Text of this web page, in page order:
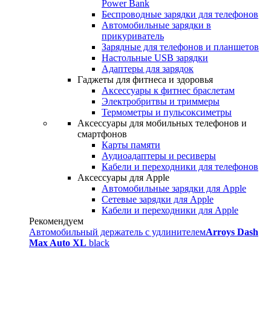
Power Bank
Беспроводные зарядки для телефонов
Автомобильные зарядки в
прикуриватель
Зарядные для телефонов и планшетов
Настольные USB зарядки
Адаптеры для зарядок
Гаджеты для фитнеса и здоровья
Аксессуары к фитнес браслетам
Электробритвы и триммеры
Термометры и пульсоксиметры
Аксессуары для мобильных телефонов и
смартфонов
Карты памяти
Аудиоадаптеры и ресиверы
Кабели и переходники для телефонов
Аксессуары для Apple
Автомобильные зарядки для Apple
Сетевые зарядки для Apple
Кабели и переходники для Apple
Рекомендуем
Автомобильный держатель с удлинителемArroys Dash
Max Auto XL black